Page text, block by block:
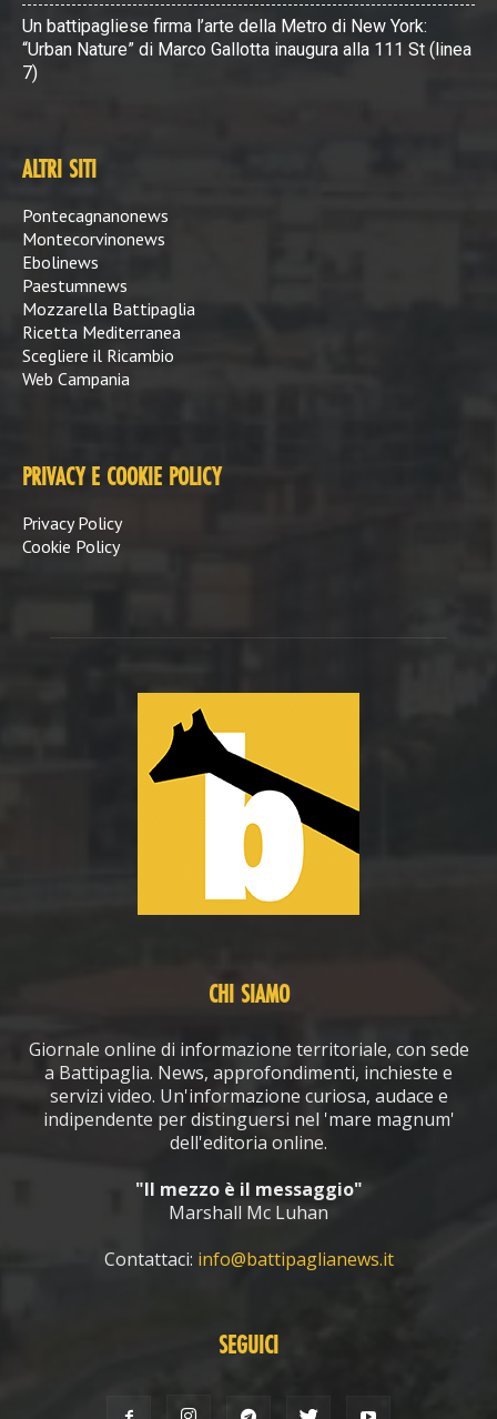
Un battipagliese firma l’arte della Metro di New York:
“Urban Nature” di Marco Gallotta inaugura alla 111 St (linea
7)
ALTRI SITI
Pontecagnanonews
Montecorvinonews
Ebolinews
Paestumnews
Mozzarella Battipaglia
Ricetta Mediterranea
Scegliere il Ricambio
Web Campania
PRIVACY E COOKIE POLICY
Privacy Policy
Cookie Policy
CHI SIAMO
Giornale online di informazione territoriale, con sede
a Battipaglia. News, approfondimenti, inchieste e
servizi video. Un'informazione curiosa, audace e
indipendente per distinguersi nel 'mare magnum'
dell'editoria online.
"Il mezzo è il messaggio"
Marshall Mc Luhan
Contattaci: info@battipaglianews.it
SEGUICI